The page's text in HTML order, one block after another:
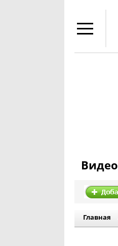
Видео
Главная